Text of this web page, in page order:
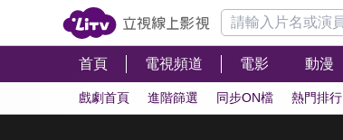
首頁 電視頻道 電影 動漫
戲劇首頁 進階篩選 同步ON檔 熱門排行